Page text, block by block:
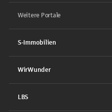
Weitere Portale
S-Immobilien
WirWunder
LBS